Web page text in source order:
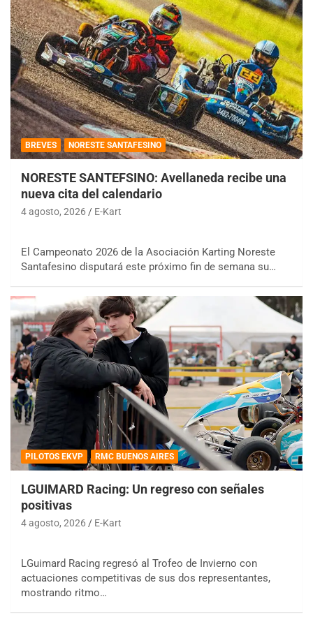
BREVES NORESTE SANTAFESINO
NORESTE SANTEFSINO: Avellaneda recibe una
nueva cita del calendario
4 agosto, 2026 E-Kart
El Campeonato 2026 de la Asociación Karting Noreste
Santafesino disputará este próximo fin de semana su…
PILOTOS EKVP RMC BUENOS AIRES
LGUIMARD Racing: Un regreso con señales
positivas
4 agosto, 2026 E-Kart
LGuimard Racing regresó al Trofeo de Invierno con
actuaciones competitivas de sus dos representantes,
mostrando ritmo…